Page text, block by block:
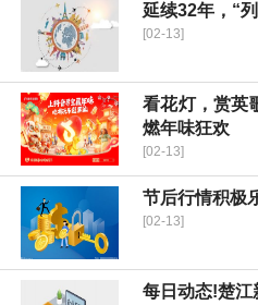
延续32年，“
[02-13]
看花灯，赏英
燃年味狂欢
[02-13]
节后行情积极
[02-13]
每日动态!楚江